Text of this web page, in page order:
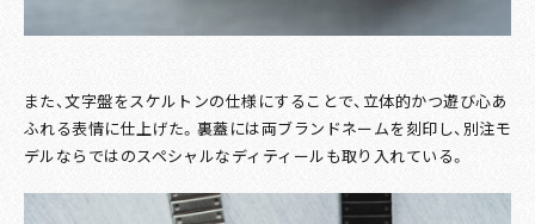
また、文字盤をスケルトンの仕様にすることで、立体的かつ遊び心あ
ふれる表情に仕上げた。裏蓋には両ブランドネームを刻印し、別注モ
デルならではのスペシャルなディティールも取り入れている。